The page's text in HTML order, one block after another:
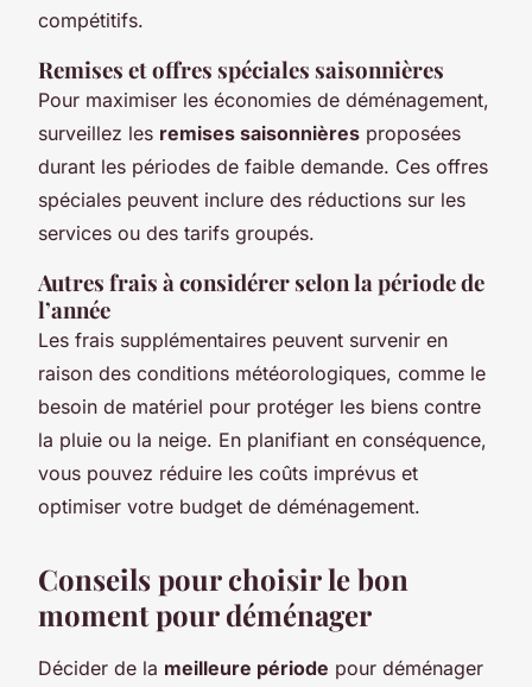
compétitifs.
Remises et offres spéciales saisonnières
Pour maximiser les économies de déménagement,
surveillez les remises saisonnières proposées
durant les périodes de faible demande. Ces offres
spéciales peuvent inclure des réductions sur les
services ou des tarifs groupés.
Autres frais à considérer selon la période de
l’année
Les frais supplémentaires peuvent survenir en
raison des conditions météorologiques, comme le
besoin de matériel pour protéger les biens contre
la pluie ou la neige. En planifiant en conséquence,
vous pouvez réduire les coûts imprévus et
optimiser votre budget de déménagement.
Conseils pour choisir le bon
moment pour déménager
Décider de la meilleure période pour déménager